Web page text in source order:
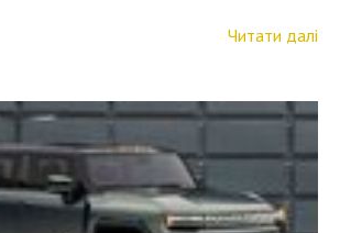
Читати далі